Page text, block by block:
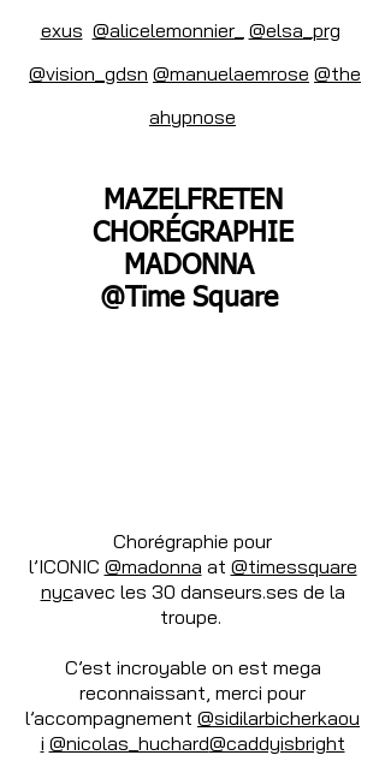
exus @alicelemonnier_ @elsa_prg
@vision_gdsn @manuelaemrose @the
ahypnose
MAZELFRETEN
CHORÉGRAPHIE
MADONNA
@Time Square
Chorégraphie pour
l’ICONIC @madonna at @timessquare
nycavec les 30 danseurs.ses de la
troupe.
C’est incroyable on est mega
reconnaissant, merci pour
l’accompagnement @sidilarbicherkaou
i @nicolas_huchard@caddyisbright